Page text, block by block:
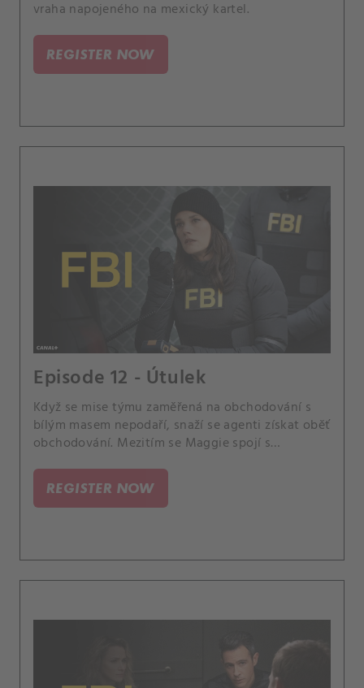
vraha napojeného na mexický kartel.
REGISTER NOW
Episode 12 - Útulek
Když se mise týmu zaměřená na obchodování s
bílým masem nepodaří, snaží se agenti získat oběť
obchodování. Mezitím se Maggie spojí s
než bude vyhnána z města nebo ještě hůř.
REGISTER NOW